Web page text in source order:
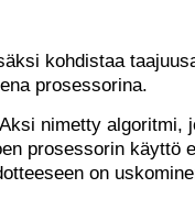
kohdistaa
prosessorina.
nimetty algoritmi,
prosessorin käyttö
on